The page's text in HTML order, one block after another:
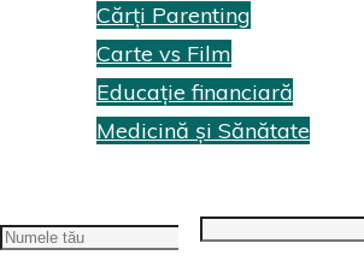
Cărți Parenting
Carte vs Film
Educație financiară
Medicină și Sănătate
Search